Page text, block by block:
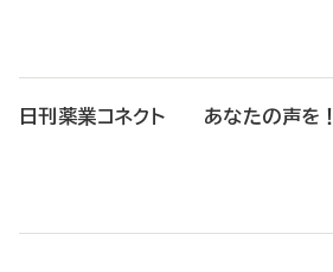
日刊薬業コネクト あなたの声を！